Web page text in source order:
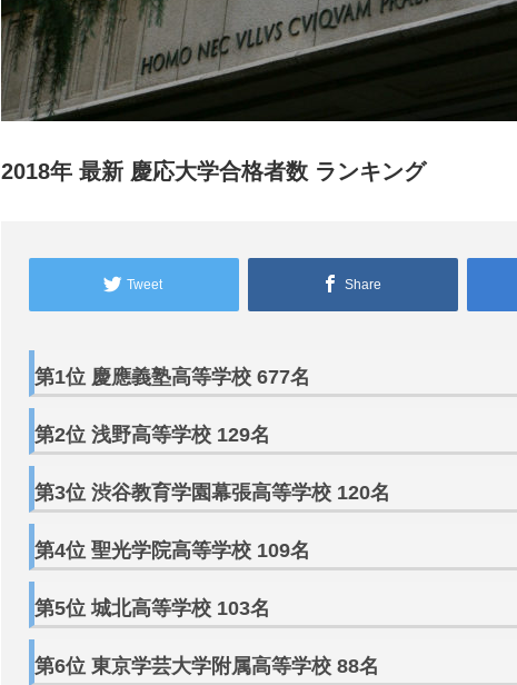
2018年 最新 慶応大学合格者数 ランキング
Tweet Share
第1位 慶應義塾高等学校 677名
第2位 浅野高等学校 129名
第3位 渋谷教育学園幕張高等学校 120名
第4位 聖光学院高等学校 109名
第5位 城北高等学校 103名
第6位 東京学芸大学附属高等学校 88名